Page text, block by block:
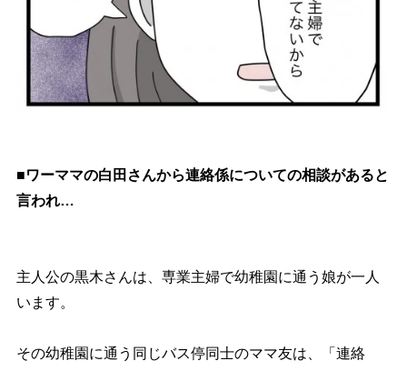
■ワーママの白田さんから連絡係についての相談があると
言われ…
主人公の黒木さんは、専業主婦で幼稚園に通う娘が一人
います。
その幼稚園に通う同じバス停同士のママ友は、「連絡